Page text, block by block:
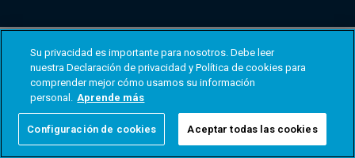
Su privacidad es importante para nosotros. Debe leer
nuestra Declaración de privacidad y Política de cookies para
comprender mejor cómo usamos su información
personal. Aprende más
Configuración de cookies Aceptar todas las cookies